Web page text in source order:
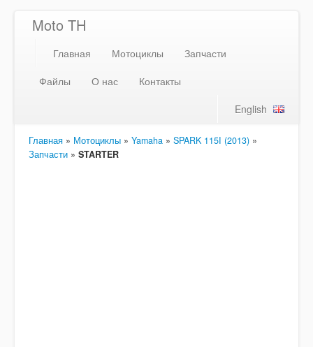
Moto TH
Главная Мотоциклы
Запчасти
Файлы
О нас
Контакты
English
Главная » Мотоциклы » Yamaha » SPARK 115I (2013) »
Запчасти » STARTER